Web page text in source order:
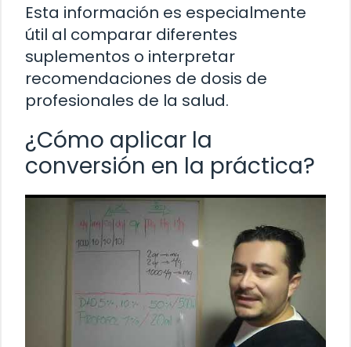
Esta información es especialmente
útil al comparar diferentes
suplementos o interpretar
recomendaciones de dosis de
profesionales de la salud.
¿Cómo aplicar la
conversión en la práctica?